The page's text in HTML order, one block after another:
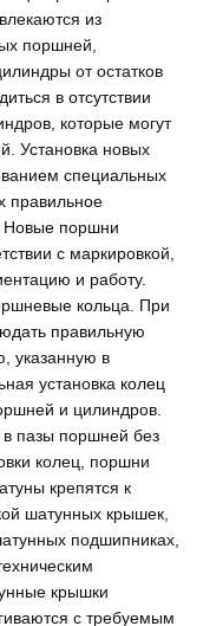
из
поршней,
от остатков
в отсутствии
которые могут
Установка новых
специальных
правильное
Новые поршни
с маркировкой,
и работу.
кольца. При
правильную
указанную в
установка колец
и цилиндров.
пазы поршней без
колец, поршни
крепятся к
шатунных крышек,
подшипниках,
крышки
с требуемым